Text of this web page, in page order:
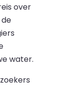
over
water.